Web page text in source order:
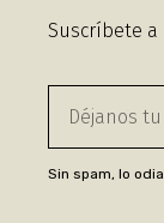
Suscríbete
Sin spam, lo